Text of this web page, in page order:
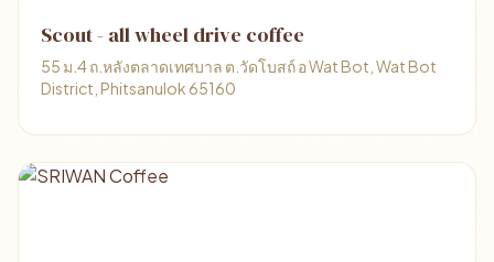
Scout - all wheel drive coffee
55 ม.4 ถ.หลังตลาดเทศบาล ต.วัดโบสถ์ อ Wat Bot, Wat Bot
District, Phitsanulok 65160